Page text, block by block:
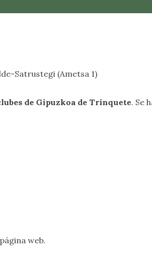
Satrustegi (Ametsa 1)
de Gipuzkoa de Trinquete. Se
web.